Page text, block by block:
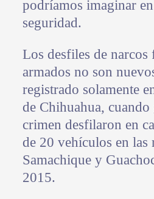
podríamos imaginar
seguridad.
Los desfiles de narcos
armados no son
registrado solamente
de Chihuahua,
crimen desfilaron en
de 20 vehículos en las
Samachique y
2015.